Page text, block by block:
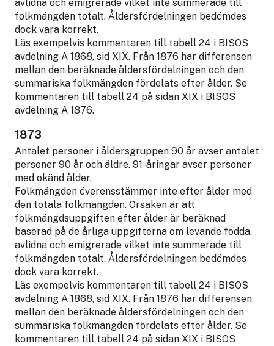
avlidna och emigrerade vilket inte summerade till
folkmängden totalt. Åldersfördelningen bedömdes
dock vara korrekt.
Läs exempelvis kommentaren till tabell 24 i BISOS
avdelning A 1868, sid XIX. Från 1876 har differensen
mellan den beräknade åldersfördelningen och den
summariska folkmängden fördelats efter ålder. Se
kommentaren till tabell 24 på sidan XIX i BISOS
avdelning A 1876.
1873
Antalet personer i åldersgruppen 90 år avser antalet
personer 90 år och äldre. 91-åringar avser personer
med okänd ålder.
Folkmängden överensstämmer inte efter ålder med
den totala folkmängden. Orsaken är att
folkmängdsuppgiften efter ålder är beräknad
baserad på de årliga uppgifterna om levande födda,
avlidna och emigrerade vilket inte summerade till
folkmängden totalt. Åldersfördelningen bedömdes
dock vara korrekt.
Läs exempelvis kommentaren till tabell 24 i BISOS
avdelning A 1868, sid XIX. Från 1876 har differensen
mellan den beräknade åldersfördelningen och den
summariska folkmängden fördelats efter ålder. Se
kommentaren till tabell 24 på sidan XIX i BISOS